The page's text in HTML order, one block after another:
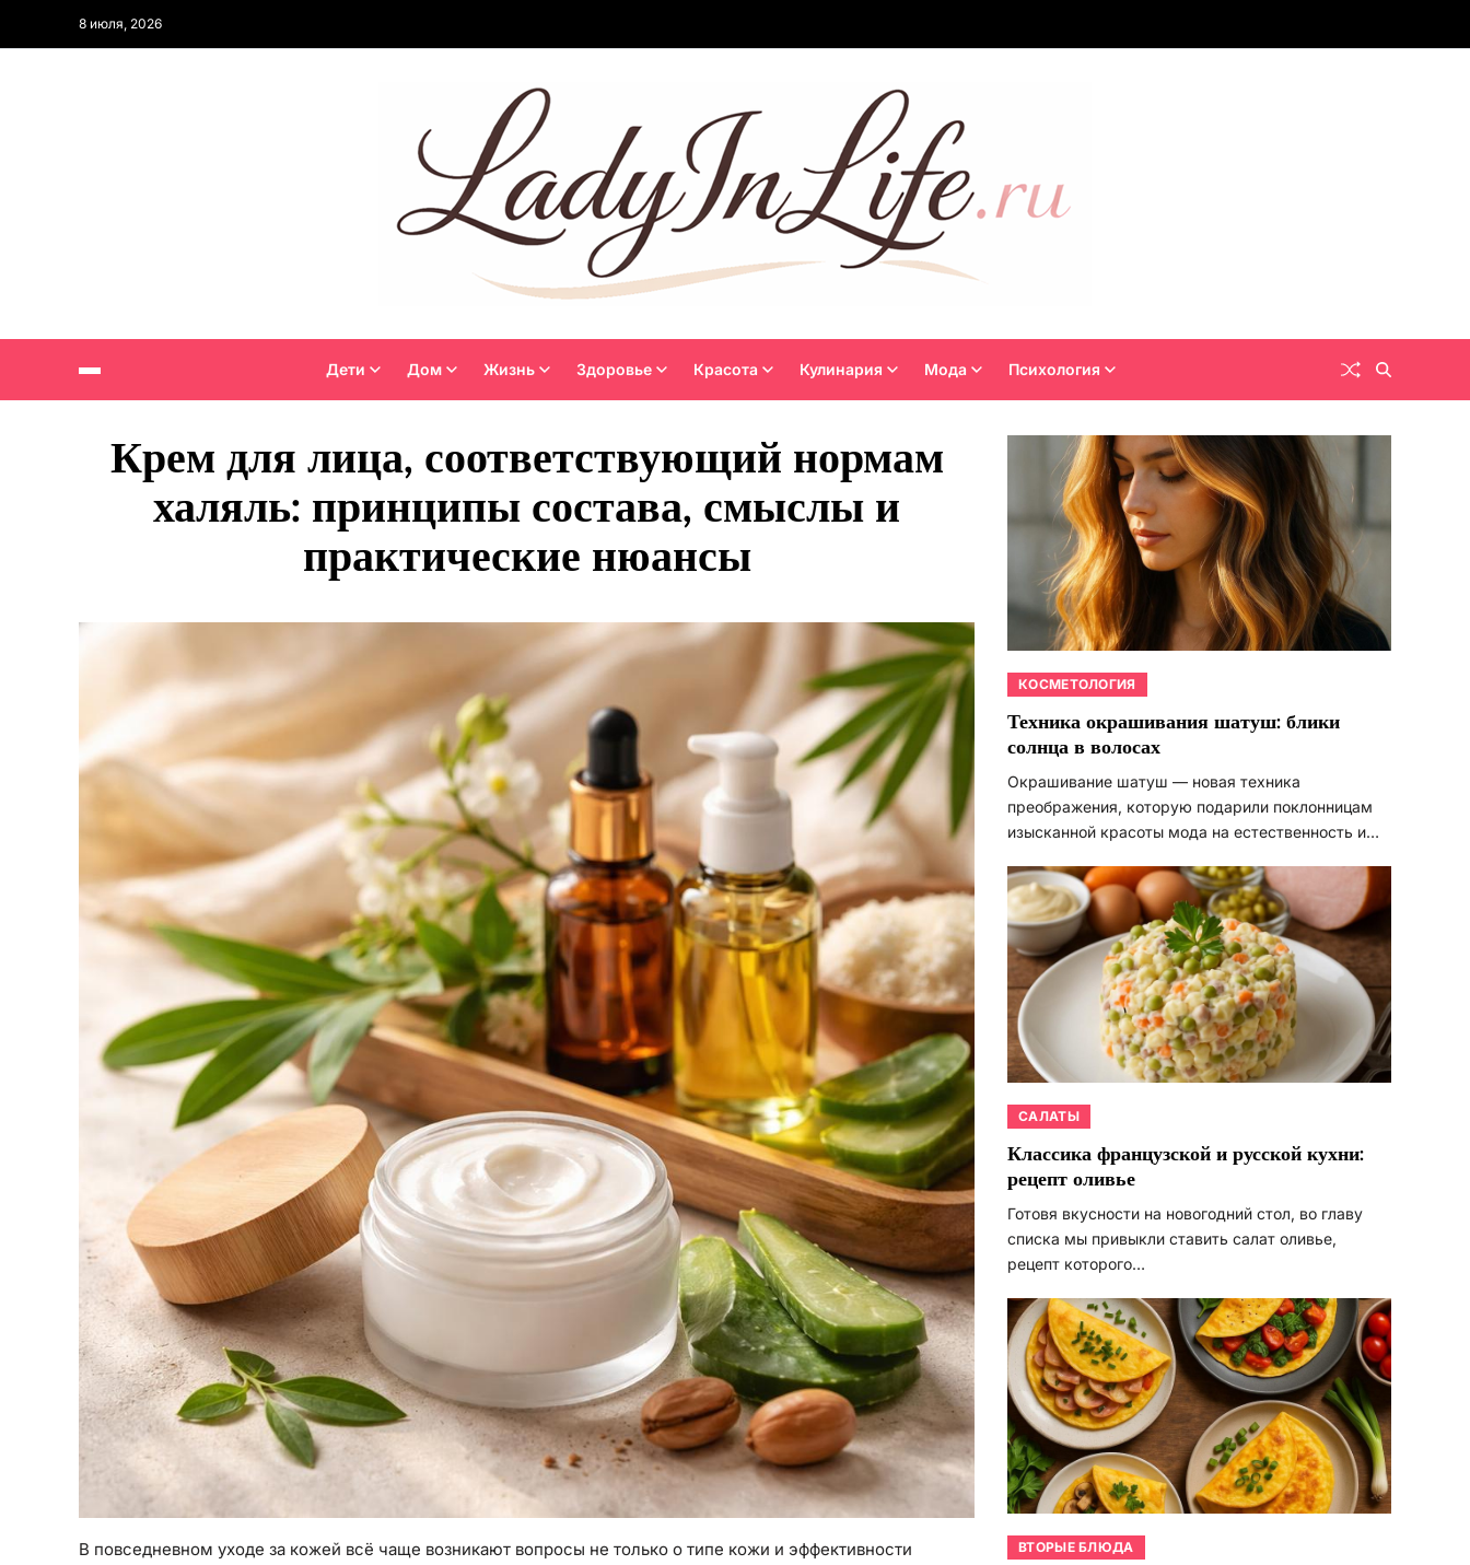
8 июля, 2026
Дети Дом Жизнь Здоровье Красота Кулинария Мода Психология
Крем для лица, соответствующий нормам
халяль: принципы состава, смыслы и
практические нюансы
В повседневном уходе за кожей всё чаще возникают вопросы не только о типе кожи и эффективности
КОСМЕТОЛОГИЯ
Техника окрашивания шатуш: блики
солнца в волосах
Окрашивание шатуш — новая техника
преображения, которую подарили поклонницам
изысканной красоты мода на естественность и…
САЛАТЫ
Классика французской и русской кухни:
рецепт оливье
Готовя вкусности на новогодний стол, во главу
списка мы привыкли ставить салат оливье,
рецепт которого…
ВТОРЫЕ БЛЮДА